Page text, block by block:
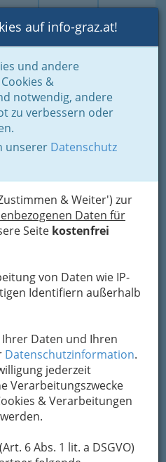
Login Toggle
auf info-graz.at!
und andere
&
notwendig, andere
zu verbessern oder
unserer Datenschutz
& Weiter') zur
Daten für
Seite kostenfrei
von Daten wie IP-
Identifiern außerhalb
Daten und Ihren
Datenschutzinformation.
jederzeit
Verarbeitungszwecke
& Verarbeitungen
6 Abs. 1 lit. a DSGVO)
- unsere Heimat
in Graz oder
dies
das Beste
Grundlage